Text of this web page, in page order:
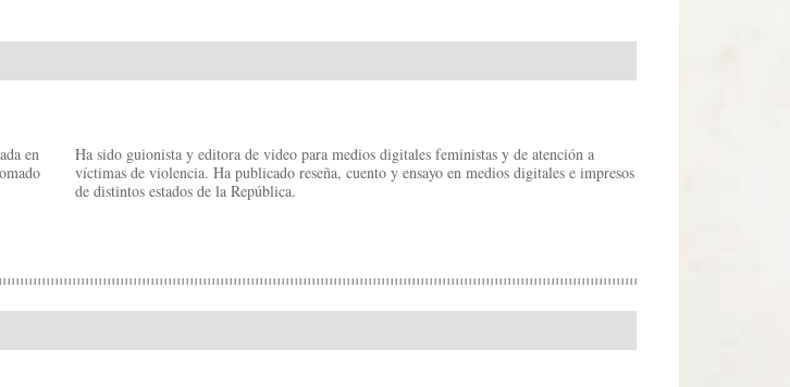
en
Ha sido guionista y editora de video para medios digitales feministas y de atención a
víctimas de violencia. Ha publicado reseña, cuento y ensayo en medios digitales e impresos
de distintos estados de la República.